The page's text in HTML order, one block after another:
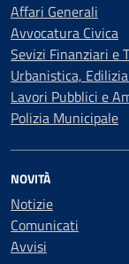
Affari Generali
Avvocatura Civica
Sevizi Finanziari e
Urbanistica,
Lavori Pubblici e
Polizia Municipale
NOVITÀ
Notizie
Comunicati
Avvisi